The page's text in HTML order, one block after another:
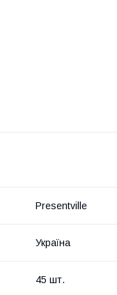
Presentville
Україна
45 шт.